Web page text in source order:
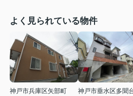
よく見られている物件
神戸市兵庫区矢部町